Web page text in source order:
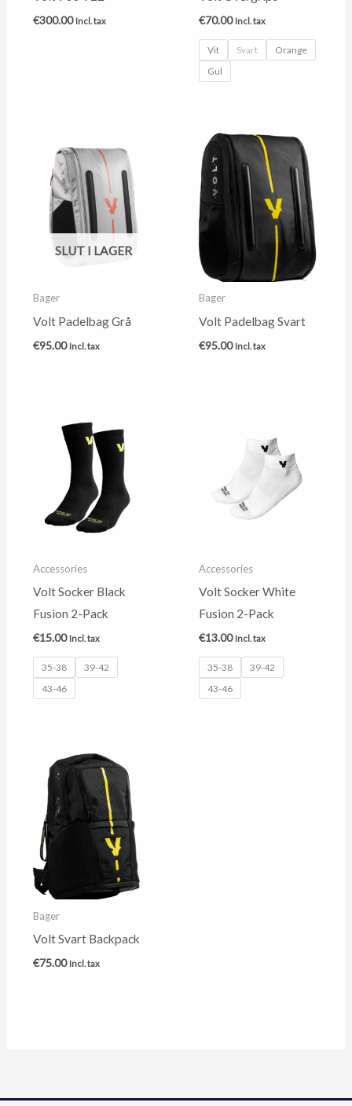
€300.00 Incl. tax €70.00 Incl. tax
Vit Svart
Orange
Gul
SLUT I LAGER
Bager
Volt Padelbag Grå
€95.00 Incl. tax
Bager
Volt Padelbag Svart
€95.00 Incl. tax
Accessories
Volt Socker Black
Fusion 2-Pack
€15.00 Incl. tax
35-38
39-42
43-46
Accessories
Volt Socker White
Fusion 2-Pack
€13.00 Incl. tax
35-38
39-42
43-46
Bager
Volt Svart Backpack
€75.00 Incl. tax